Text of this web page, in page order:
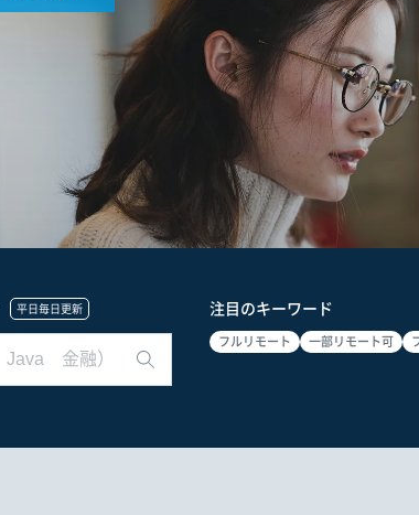
平日毎日更新 注目のキーワード
フルリモート 一部リモート可